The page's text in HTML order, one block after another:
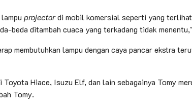
projectordi mobil komersial seperti yang
beda ditambah cuaca yang terkadang tidak
membutuhkan lampu dengan caya pancar ekstra
Hiace, Isuzu Elf, dan lain sebagainya Tomy
Tomy.